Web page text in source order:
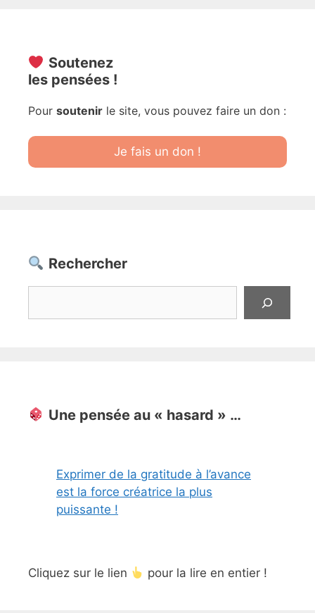
Soutenez
les pensées !
Pour soutenir le site, vous pouvez faire un don :
Je fais un don !
Rechercher
Une pensée au « hasard » …
Exprimer de la gratitude à l’avance
est la force créatrice la plus
puissante !
Cliquez sur le lien pour la lire en entier !